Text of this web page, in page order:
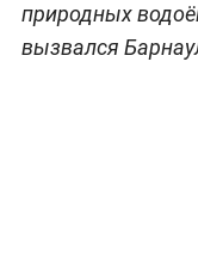
природных
вызвался